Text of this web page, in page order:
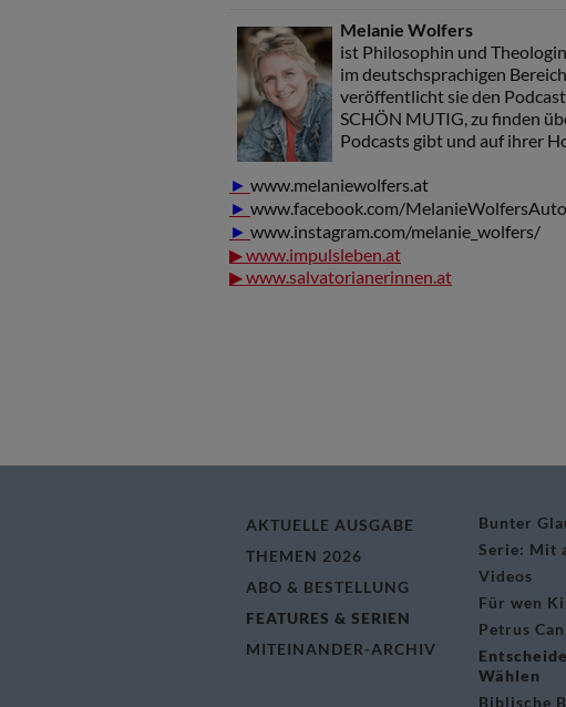
Melanie Wolfers
ist Philosophin und
im deutschsprachigen
veröffentlicht sie den
SCHÖN MUTIG, zu finden
Podcasts gibt und auf ihrer
► www.melaniewolfers.at
► www.facebook.com/
► www.instagram.com/melanie_wolfers/
▶ www.impulsleben.at
▶ www.salvatorianerinnen.at
AKTUELLE AUSGABE
THEMEN 2026
ABO & BESTELLUNG
FEATURES & SERIEN
MITEINANDER-ARCHIV
Bunter
Serie: Mit
Videos
Für wen
Petrus
Wählen
Biblische